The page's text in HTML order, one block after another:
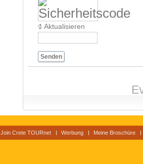
Aktualisieren
Senden
Join Crete TOURnet Werbung Meine Broschüre